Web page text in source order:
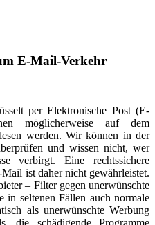
E-Mail-Verkehr
per Elektronische Post (E-
möglicherweise auf dem
werden. Wir können in der
und wissen nicht, wer
verbirgt. Eine rechtssichere
ist daher nicht gewährleistet.
– Filter gegen unerwünschte
in seltenen Fällen auch normale
als unerwünschte Werbung